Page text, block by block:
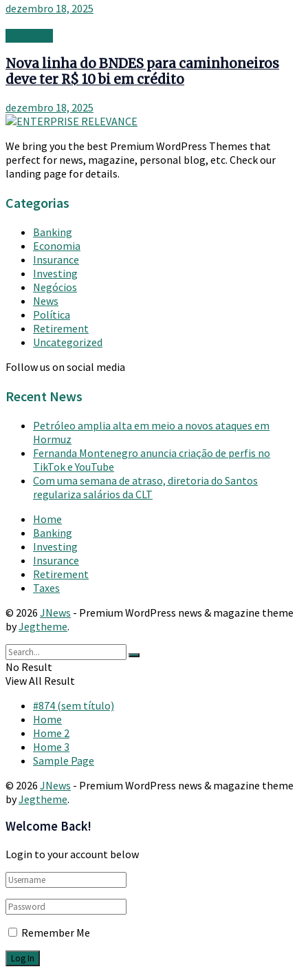
dezembro 18, 2025
Nova linha do BNDES para caminhoneiros
deve ter R$ 10 bi em crédito
dezembro 18, 2025
We bring you the best Premium WordPress Themes that
perfect for news, magazine, personal blog, etc. Check our
landing page for details.
Categorias
Banking
Economia
Insurance
Investing
Negócios
News
Política
Retirement
Uncategorized
Follow us on social media
Recent News
Petróleo amplia alta em meio a novos ataques em
Hormuz
Fernanda Montenegro anuncia criação de perfis no
TikTok e YouTube
Com uma semana de atraso, diretoria do Santos
regulariza salários da CLT
Home
Banking
Investing
Insurance
Retirement
Taxes
© 2026 JNews - Premium WordPress news & magazine theme
byJegtheme.
No Result
View All Result
#874 (sem título)
Home
Home 2
Home 3
Sample Page
© 2026 JNews - Premium WordPress news & magazine theme
byJegtheme.
Welcome Back!
Login to your account below
Remember Me